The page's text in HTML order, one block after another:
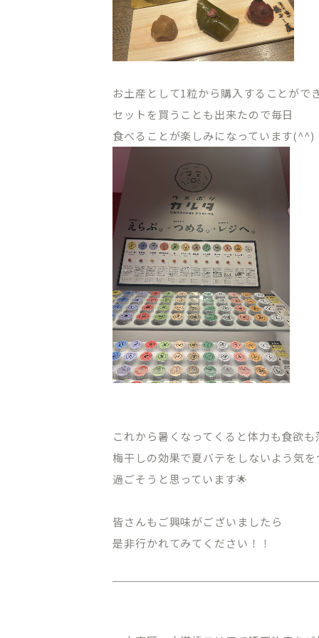
お土産として1粒から購入することがで
セットを買うことも出来たので毎日
食べることが楽しみになっています(^^)
これから暑くなってくると体力も食欲
梅干しの効果で夏バテをしないよう気を
過ごそうと思っています🌟
皆さんもご興味がございましたら
是非行かれてみてください！！
CLINIC CONTENTS
コンセプト
ドクター紹介
はじめての方へ
オンライン初診相談
料金表
プライバシ
03-
［平日］10:00～13:30、
※平日10:00～11:00/土日9:00～